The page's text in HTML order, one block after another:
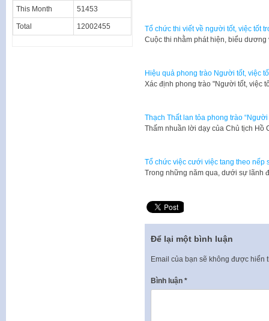
Tổ chức thi viết về người tốt, việc tốt
Cuộc thi nhằm phát hiện, biểu
Hiệu quả phong trào Người tốt, việc
Xác định phong trào "Người tốt, việc
Thạch Thất lan tỏa phong trào “Người
Thấm nhuần lời dạy của Chủ tịch Hồ
Tổ chức việc cưới việc tang theo nếp
Trong những năm qua, dưới sự lãnh
Để lại một bình luận
Email của bạn sẽ không được hiển
Bình luận *
This Month 51453
Total 12002455